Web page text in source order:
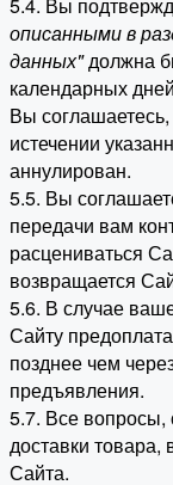
описанными в
данных"должна
календарных
Вы
истечении
аннулирован.
5.5. Вы
передачи вам
расцениваться
возвращается
5.6. В случае
Сайту
позднее чем
предъявления.
5.7. Все вопросы,
доставки
Сайта.